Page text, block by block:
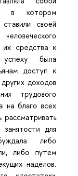
в котором
своей
их средства к
была
доступ к
доходов
трудового
на благо всех
рассматривать
для
либо
либо путем
наделов.